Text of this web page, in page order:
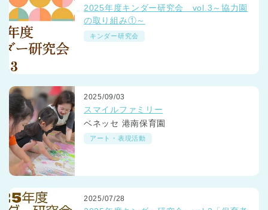
2025年度キンダー研究会 vol.3～協力園
の取り組み①～
キンダー研究会
2025/09/03
スマイルファミリー
ベネッセ 港南保育園
アート・表現活動
2025/07/28